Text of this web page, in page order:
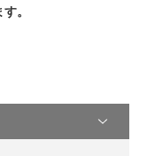
。